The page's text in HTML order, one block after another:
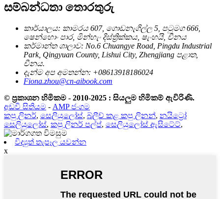
සම්බන්ධතා තොරතුරු
කාර්යාලය: කාමරය 607, ගොඩනැගිල්ල 5, පටුමග 666,
ෂෙන්හොං පාර, මින්හැං දිස්ත්‍රික්කය, ෂැංහයි, චීනය
කර්මාන්ත ශාලාව: No.6 Chuangye Road, Pingdu Industrial
Park, Qingyuan County, Lishui City, Zhengjiang පළාත,
චීනය.
දැන්ම අප අමතන්න: +08613918186024
Fiona.zhou@cn-aibook.com
© ප්‍රකාශන හිමිකම - 2010-2025 : සියලුම හිමිකම් ඇවිරිණි.
අඩවි සිතියම - AMP ජංගම
කපු ලිනර්, සෙලියුලෝස්, බ්ලීච් කළ කපු ලිනන්, නයිට්‍රෝ
සෙලියුලෝස්, කපු ලිනර් පල්ප්, සෙලියුලෝස් ඇසිටේට්,
විද්‍යුත් තැපෑල යවන්න
x